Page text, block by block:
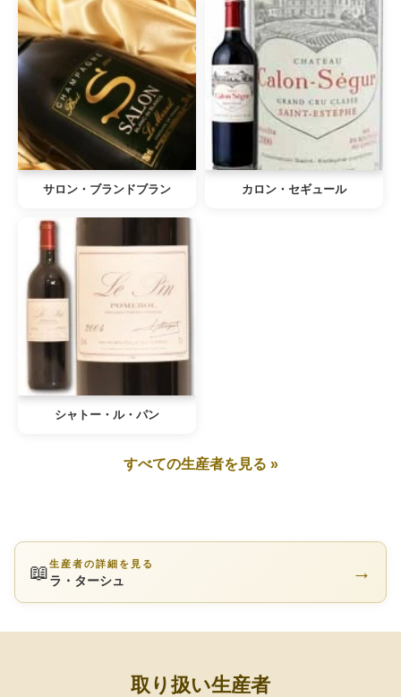
サロン・ブランドブラン カロン・セギュール
シャトー・ル・パン
すべての生産者を見る »
📖生産者の詳細を見る
ラ・ターシュ →
取り扱い生産者